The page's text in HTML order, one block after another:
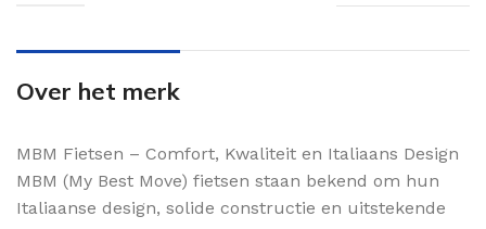
Over het merk
MBM Fietsen – Comfort, Kwaliteit en Italiaans Design
MBM (My Best Move) fietsen staan bekend om hun
Italiaanse design, solide constructie en uitstekende